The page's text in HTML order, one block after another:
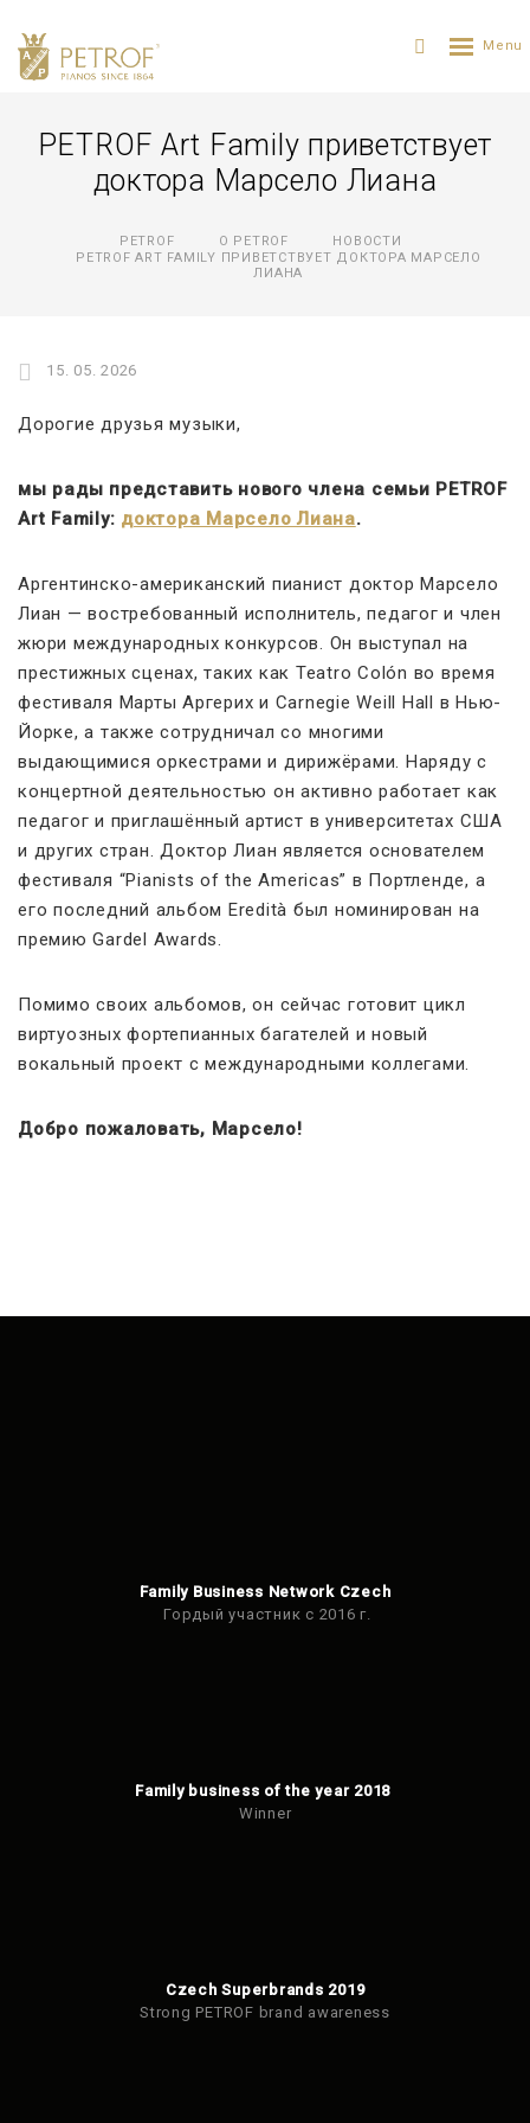
PETROF Art Family приветствует
доктора Марсело Лиана
PETROF О PETROF
НОВОСТИ
PETROF ART FAMILY ПРИВЕТСТВУЕТ ДОКТОРА МАРСЕЛО
ЛИАНА
15. 05. 2026
Дорогие друзья музыки,
мы рады представить нового члена семьи PETROF
Art Family: доктора Марсело Лиана.
Аргентинско-американский пианист доктор Марсело
Лиан — востребованный исполнитель, педагог и член
жюри международных конкурсов. Он выступал на
престижных сценах, таких как Teatro Colón во время
фестиваля Марты Аргерих и Carnegie Weill Hall в Нью-
Йорке, а также сотрудничал со многими
выдающимися оркестрами и дирижёрами. Наряду с
концертной деятельностью он активно работает как
педагог и приглашённый артист в университетах США
и других стран. Доктор Лиан является основателем
фестиваля “Pianists of the Americas” в Портленде, а
его последний альбом Eredità был номинирован на
премию Gardel Awards.
Помимо своих альбомов, он сейчас готовит цикл
виртуозных фортепианных багателей и новый
вокальный проект с международными коллегами.
Добро пожаловать, Марсело!
Family Business Network Czech
Гордый участник с 2016 г.
Family business of the year 2018
Winner
Czech Superbrands 2019
Strong PETROF brand awareness